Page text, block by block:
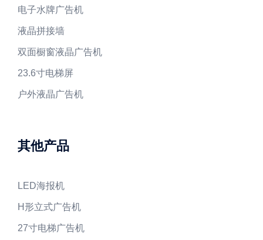
电子水牌广告机
液晶拼接墙
双面橱窗液晶广告机
23.6寸电梯屏
户外液晶广告机
其他产品
LED海报机
H形立式广告机
27寸电梯广告机